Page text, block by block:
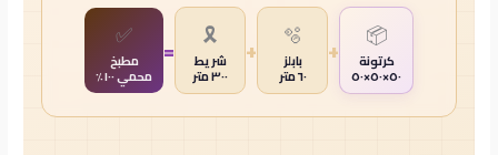
📦
كرتونة
٥٠×٥٠×٥٠
+
🫧
بابلز
٦٠ متر
+
🎗️
شريط
٣٠٠ متر
=
✅
مطبخ
محمي ١٠٠٪